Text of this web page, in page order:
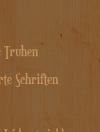
Truhen
Schriften